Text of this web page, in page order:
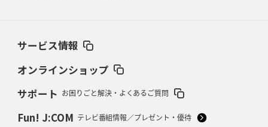
2026年2月19日(木)更新
37年女子W杯招致への課題と期待
2026年2月12日(木)更新
サービス情報
オンラインショップ
サポート お困りごと解決・よくあるご質問
Fun! J:COM テレビ番組情報／プレゼント・優待